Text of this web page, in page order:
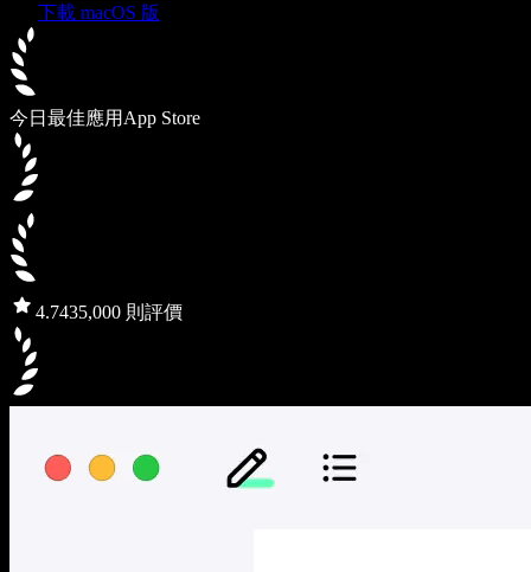
下載 macOS 版
今日最佳應用 App Store
4.7435,000 則評價